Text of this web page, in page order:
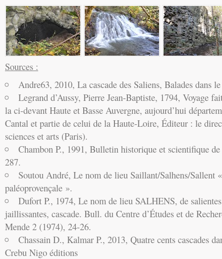
Sources :
Andre63, 2010, La cascade des Saliens, Balades dans
Legrand d’Aussy, Pierre Jean-Baptiste, 1794, Voyage
la ci-devant Haute et Basse Auvergne, aujourd’hui
Cantal et partie de celui de la Haute-Loire, Éditeur : le
sciences et arts (Paris).
Chambon P., 1991, Bulletin historique et scientifique
287.
Soutou André, Le nom de lieu Saillant/Salhens/Sallent
paléoprovençale ».
Dufort P., 1974, Le nom de lieu SALHENS, de
jaillissantes, cascade. Bull. du Centre d’Études et de
Mende 2 (1974), 24-26.
Chassain D., Kalmar P., 2013, Quatre cents cascades
Crebu Nigo éditions